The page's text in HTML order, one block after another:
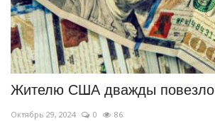
СПЕЦПРОЕКТЫ
СПОРТ
Чек-лист
Жителю США дважды повезло
Октябрь 29, 2024 0 86